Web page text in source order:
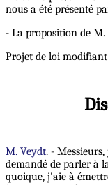
nous a été présenté
- La proposition de M.
Projet de loi
M. Veydt. -
demandé de parler à
quoique, j'aie à